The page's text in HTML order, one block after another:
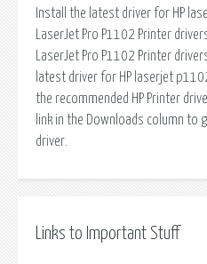
Install the latest driver for HP
LaserJet Pro P1102 Printer
LaserJet Pro P1102 Printer
latest driver for HP laserjet
the recommended HP Printer
link in the Downloads column to
driver.
Links to Important Stuff